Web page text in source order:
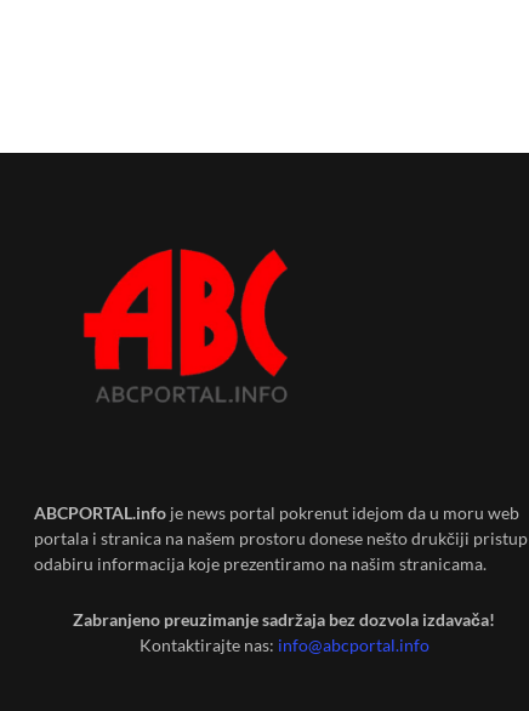
ABCPORTAL.info je news portal pokrenut idejom da u moru web
portala i stranica na našem prostoru donese nešto drukčiji pristup
odabiru informacija koje prezentiramo na našim stranicama.
Zabranjeno preuzimanje sadržaja bez dozvola izdavača!
Kontaktirajte nas: info@abcportal.info